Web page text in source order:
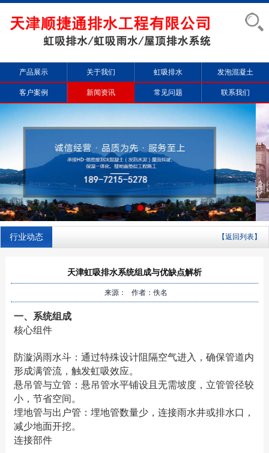
产品展示 关于我们 虹吸排水 发泡混凝土
客户案例 新闻资讯 常见问题 联系我们
行业动态 【返回列表】
天津虹吸排水系统组成与优缺点解析
来源： 作者：佚名
一、系统组成‌
‌核心组件‌
‌防漩涡雨水斗‌：通过特殊设计阻隔空气进入，确保管道内
形成满管流，触发虹吸效应‌。
‌悬吊管与立管‌：悬吊管水平铺设且无需坡度，立管管径较
小，节省空间‌。
‌埋地管与出户管‌：埋地管数量少，连接雨水井或排水口，
减少地面开挖‌。
‌连接部件‌